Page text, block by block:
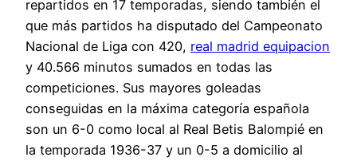
repartidos en 17 temporadas, siendo también el
que más partidos ha disputado del Campeonato
Nacional de Liga con 420, real madrid equipacion
y 40.566 minutos sumados en todas las
competiciones. Sus mayores goleadas
conseguidas en la máxima categoría española
son un 6-0 como local al Real Betis Balompié en
la temporada 1936-37 y un 0-5 a domicilio al